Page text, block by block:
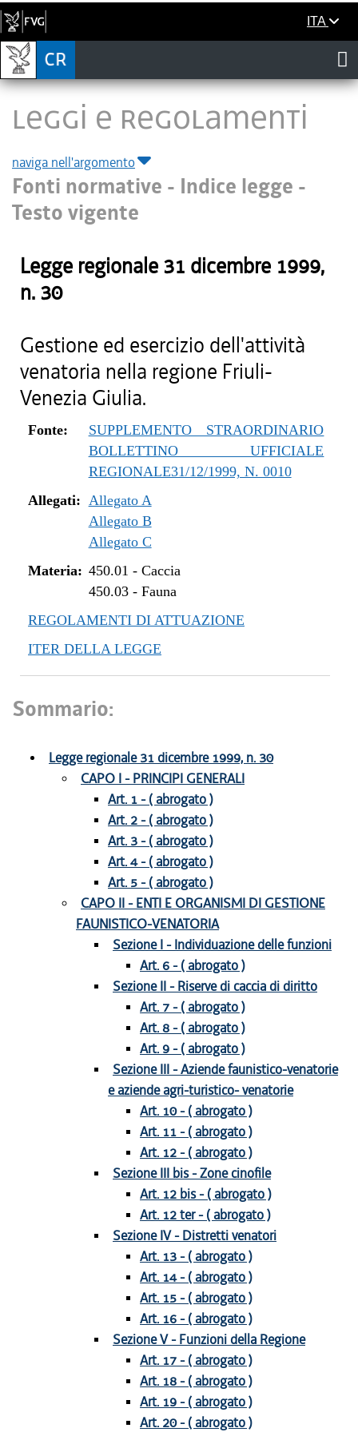
ITA
LEGGI E REGOLAMENTI
naviga nell'argomento
Fonti normative - Indice legge -
Testo vigente
Legge regionale 31 dicembre 1999,
n. 30
Gestione ed esercizio dell'attività
venatoria nella regione Friuli-
Venezia Giulia.
Fonte:
SUPPLEMENTO STRAORDINARIO
BOLLETTINO UFFICIALE
REGIONALE31/12/1999, N. 0010
Allegati: Allegato A
Allegato B
Allegato C
Materia: 450.01 - Caccia
450.03- Fauna
REGOLAMENTI DI ATTUAZIONE
ITER DELLA LEGGE
Sommario:
Legge regionale 31 dicembre 1999, n. 30
CAPO I - PRINCIPI GENERALI
Art. 1 - ( abrogato )
Art. 2 - ( abrogato )
Art. 3 - ( abrogato )
Art. 4 - ( abrogato )
Art. 5 - ( abrogato )
CAPO II - ENTI E ORGANISMI DI GESTIONE
FAUNISTICO-VENATORIA
Sezione I - Individuazione delle funzioni
Art. 6 - ( abrogato )
Sezione II - Riserve di caccia di diritto
Art. 7 - ( abrogato )
Art. 8 - ( abrogato )
Art. 9 - ( abrogato )
Sezione III - Aziende faunistico-venatorie
e aziende agri-turistico- venatorie
Art. 10 - ( abrogato )
Art. 11 - ( abrogato )
Art. 12 - ( abrogato )
Sezione III bis - Zone cinofile
Art. 12 bis - ( abrogato )
Art. 12 ter - ( abrogato )
Sezione IV - Distretti venatori
Art. 13 - ( abrogato )
Art. 14 - ( abrogato )
Art. 15 - ( abrogato )
Art. 16 - ( abrogato )
Sezione V - Funzioni della Regione
Art. 17 - ( abrogato )
Art. 18 - ( abrogato )
Art. 19 - ( abrogato )
Art. 20 - ( abrogato )